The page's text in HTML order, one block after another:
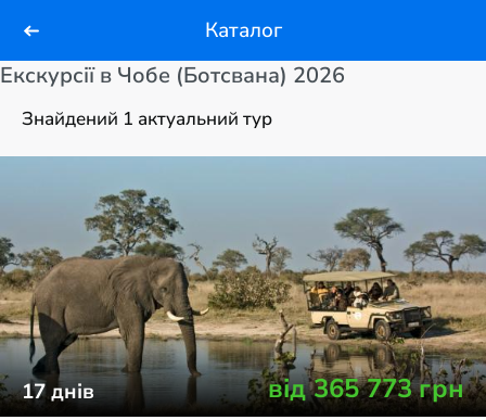
Каталог
Екскурсії в Чобе (Ботсвана) 2026
Знайдений 1 актуальний тур
17днів від365 773грн